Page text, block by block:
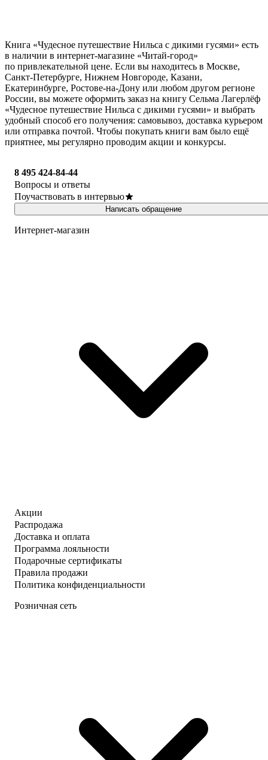
Книга «Чудесное путешествие Нильса с дикими гусями» есть
в наличии в интернет-магазине «Читай-город»
по привлекательной цене. Если вы находитесь в Москве,
Санкт-Петербурге, Нижнем Новгороде, Казани,
Екатеринбурге, Ростове-на-Дону или любом другом регионе
России, вы можете оформить заказ на книгу Сельма Лагерлёф
«Чудесное путешествие Нильса с дикими гусями» и выбрать
удобный способ его получения: самовывоз, доставка курьером
или отправка почтой. Чтобы покупать книги вам было ещё
приятнее, мы регулярно проводим акции и конкурсы.
8 495 424-84-44
Вопросы и ответы
Поучаствовать в интервью
Написать обращение
Интернет-магазин
Акции
Распродажа
Доставка и оплата
Программа лояльности
Подарочные сертификаты
Правила продажи
Политика конфиденциальности
Розничная сеть